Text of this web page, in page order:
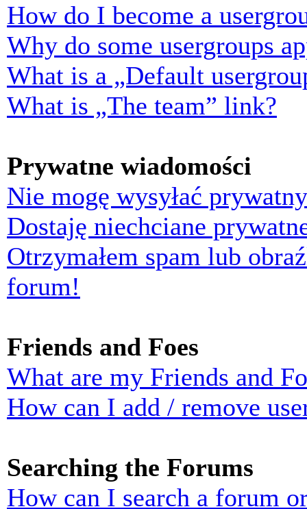
How do I become a
Why do some usergroups
What is a „Default
What is „The team” link?
Prywatne wiadomości
Nie mogę wysyłać
Dostaję niechciane
Otrzymałem spam lub
forum!
Friends and Foes
What are my Friends and
How can I add / remove
Searching the Forums
How can I search a forum